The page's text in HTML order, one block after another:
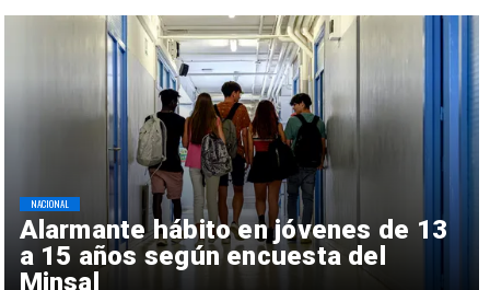
Alarmante hábito en jóvenes de 13
a 15 años según encuesta del
Minsal
NACIONAL